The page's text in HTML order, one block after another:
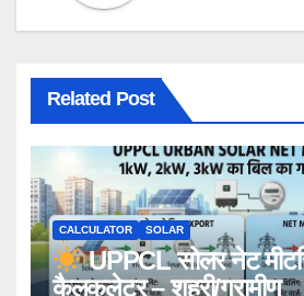
Related Post
CALCULATOR SOLAR
UPPCL सोलर नेट
कैलकुलेटर – शहरी/ग्रामीण